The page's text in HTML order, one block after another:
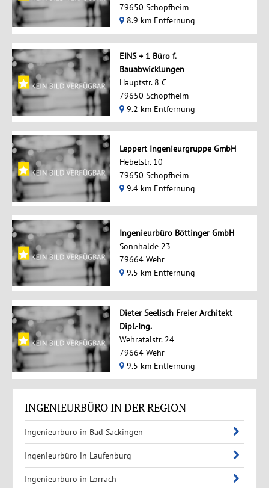
79650 Schopfheim
8.9 km Entfernung
EINS + 1 Büro f.
Bauabwicklungen
Hauptstr. 8 C
79650 Schopfheim
9.2 km Entfernung
Leppert Ingenieurgruppe GmbH
Hebelstr. 10
79650 Schopfheim
9.4 km Entfernung
Ingenieurbüro Böttinger GmbH
Sonnhalde 23
79664 Wehr
9.5 km Entfernung
Dieter Seelisch Freier Architekt
Dipl.-Ing.
Wehratalstr. 24
79664 Wehr
9.5 km Entfernung
INGENIEURBÜRO IN DER REGION
Ingenieurbüro in Bad Säckingen
Ingenieurbüro in Laufenburg
Ingenieurbüro in Lörrach